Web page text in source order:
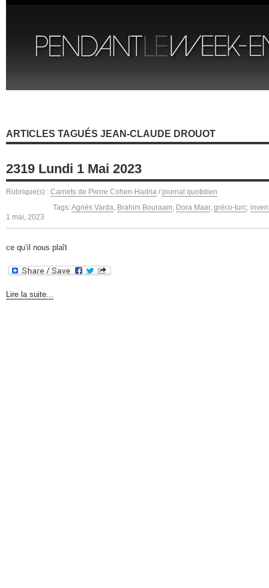
ARTICLES TAGUÉS JEAN-CLAUDE DROUOT
2319 Lundi 1 Mai 2023
Rubrique(s) : Carnets de Pierre Cohen-Hadria / journal quotidien
Tags:Agnès Varda, Brahim Bouraam, Dora Maar, gréco-turc,
1 mai, 2023
ce qu’il nous plaît
Lire la suite...